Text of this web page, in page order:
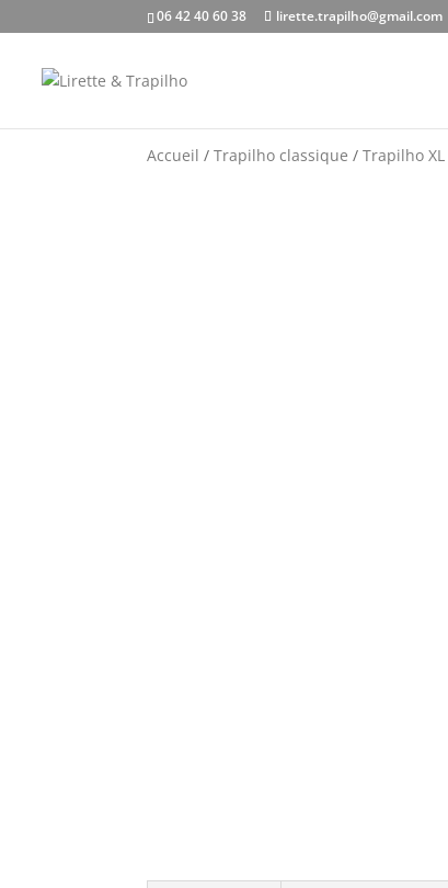
06 42 40 60 38 lirette.trapilho@gmail.com
Accueil /Trapilho classique /Trapilho XL